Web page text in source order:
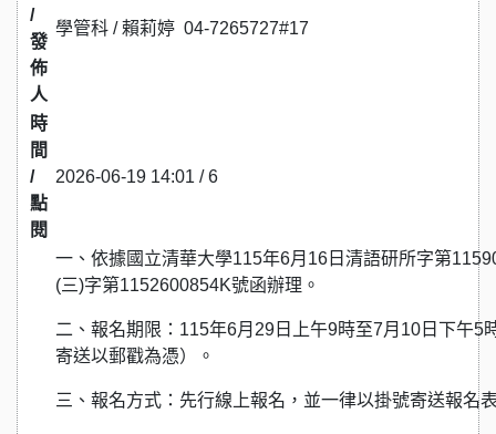
/
發
佈
人
學管科 / 賴莉婷 04-7265727#17
時
間
/
點
閱
2026-06-19 14:01 / 6
一、依據國立清華大學115年6月16日清語研所字第
(三)字第1152600854K號函辦理。
二、報名期限：115年6月29日上午9時至7月10日下午5
寄送以郵戳為憑）。
三、報名方式：先行線上報名，並一律以掛號寄送報名